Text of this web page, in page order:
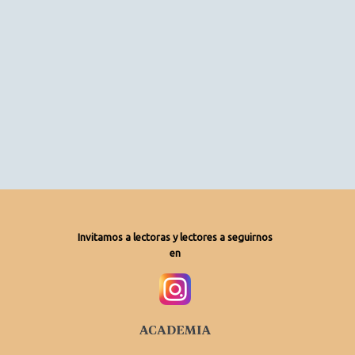
Invitamos a lectoras y lectores a seguirnos
en